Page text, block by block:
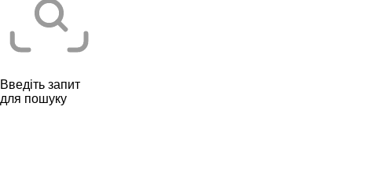
Введіть запит
для пошуку